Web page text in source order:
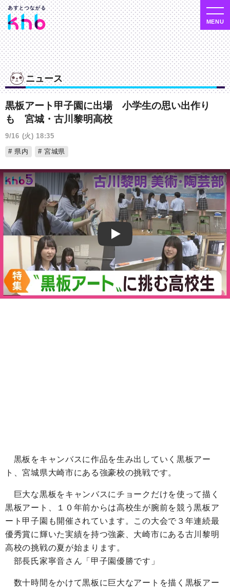
ニュース
黒板アート甲子園に出場 小学生の思い出作り
も 宮城・古川黎明高校
9/16 (火) 18:35
県内
宮城県
Play
黒板をキャンバスに作品を生み出していく黒板アー
ト、宮城県大崎市にある強豪校の挑戦です。
巨大な黒板をキャンバスにチョークだけを使って描く
黒板アート、１０年前からは高校生が腕前を競う黒板ア
ート甲子園も開催されています。この大会で３年連続最
優秀賞に輝いた実績を持つ強豪、大崎市にある古川黎明
高校の挑戦の夏が始まります。
部長氏家寧音さん「甲子園優勝です」
数十時間をかけて黒板に巨大なアートを描く黒板アー